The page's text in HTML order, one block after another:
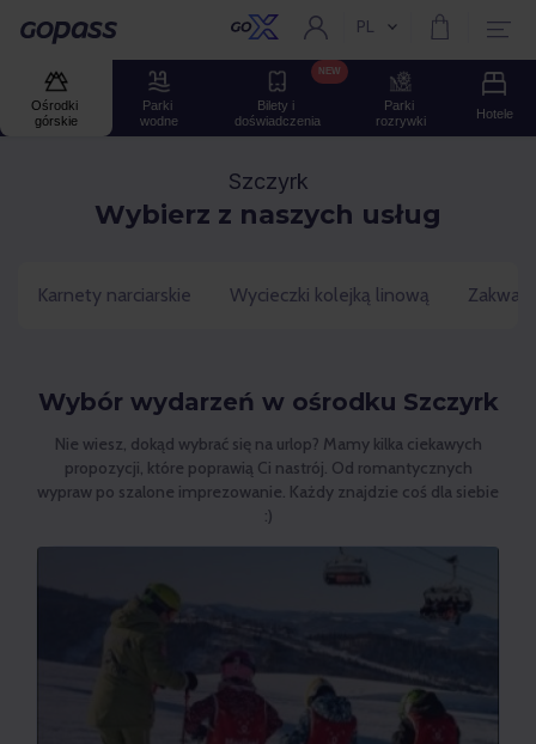
Gopass Aktualny język:
PL
Ośrodki
górskie
Parki
wodne
Bilety i
doświadczenia
NEW
Parki
rozrywki
Hotele
Szczyrk
Wybierz z naszych usług
Karnety narciarskie Wycieczki kolejką linową
Wybór wydarzeń w ośrodku Szczyrk
Nie wiesz, dokąd wybrać się na urlop? Mamy kilka ciekawych
propozycji, które poprawią Ci nastrój. Od romantycznych
wypraw po szalone imprezowanie. Każdy znajdzie coś dla siebie
:)